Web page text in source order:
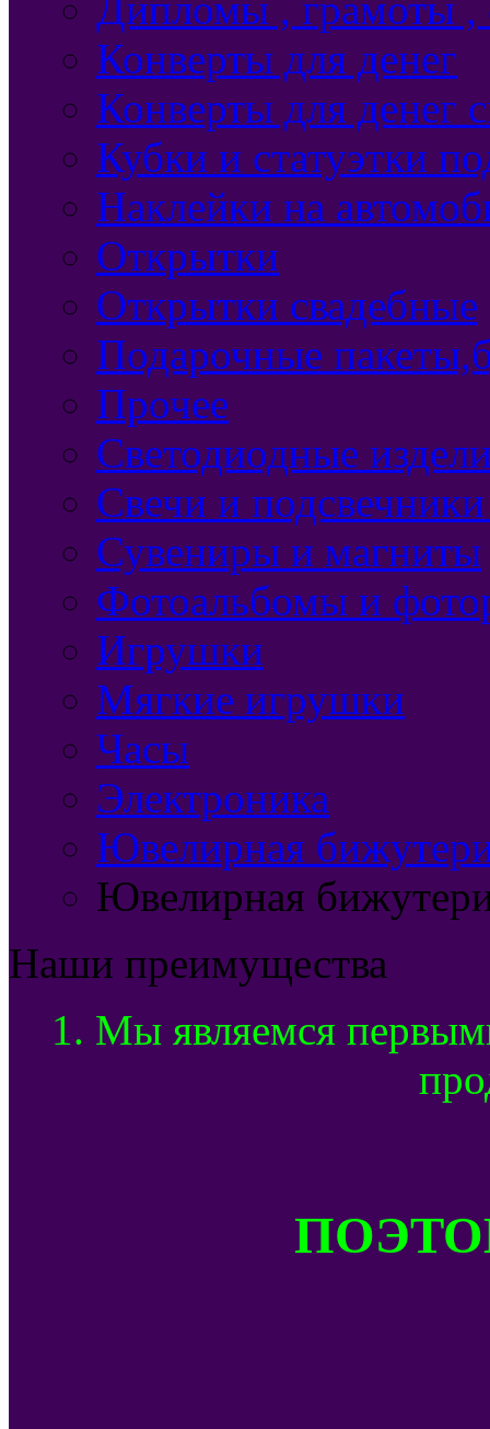
Конверты для денег
Конверты для денег
Кубки и статуэтки
Наклейки на
Открытки
Открытки свадебные
Подарочные
Прочее
Светодиодные
Свечи и
Сувениры и магниты
Фотоальбомы и
Игрушки
Мягкие игрушки
Часы
Электроника
Ювелирная
Ювелирная
Наши преимущества
1. Мы являемся